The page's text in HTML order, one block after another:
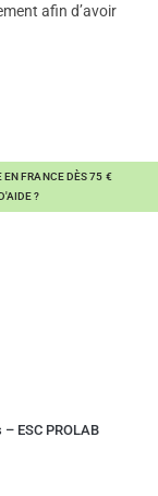
afin d’avoir
EN FRANCE DÈS 75 €
?
ESC PROLAB